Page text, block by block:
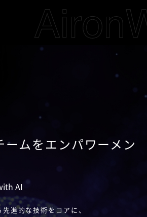
ームをエンパワーメン
AI
進的な技術をコアに、